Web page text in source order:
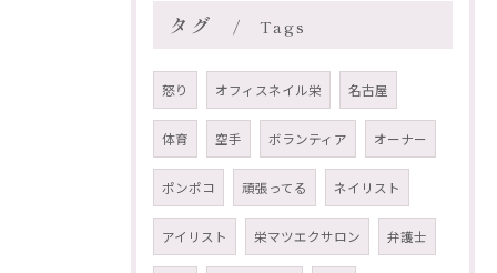
タグ Tags
怒り オフィスネイル栄 名古屋
体育 空手 ボランティア オーナー
ポンポコ 頑張ってる ネイリスト
アイリスト 栄マツエクサロン 弁護士